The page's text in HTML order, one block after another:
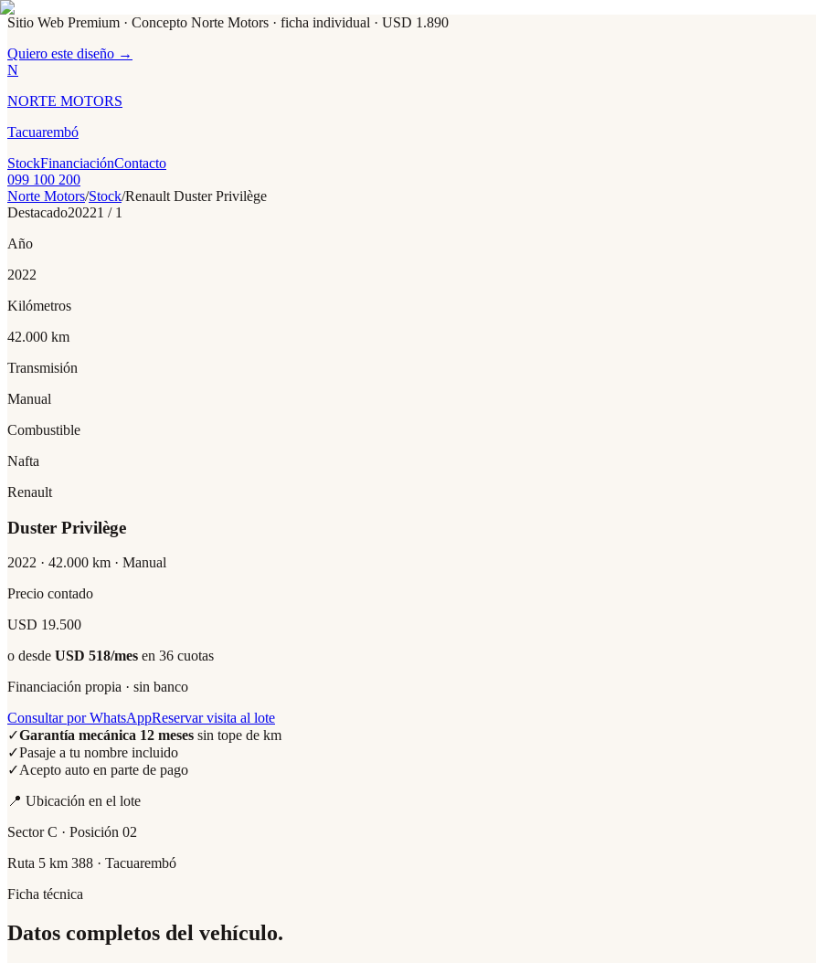
Sitio Web Premium · Concepto Norte Motors · ficha individual · USD 1.890
Quiero este diseño →
N
NORTE MOTORS
Tacuarembó
StockFinanciaciónContacto
099 100 200
Norte Motors/Stock/Renault Duster Privilège
Destacado20221 / 1
Año
2022
Kilómetros
42.000 km
Transmisión
Manual
Combustible
Nafta
Renault
Duster Privilège
2022 · 42.000 km · Manual
Precio contado
USD 19.500
o desde USD 518/mes en 36 cuotas
Financiación propia · sin banco
Consultar por WhatsAppReservar visita al lote
✓Garantía mecánica 12 meses sin tope de km
✓Pasaje a tu nombre incluido
✓Acepto auto en parte de pago
📍 Ubicación en el lote
Sector C · Posición 02
Ruta 5 km 388 · Tacuarembó
Ficha técnica
Datos completos del vehículo.